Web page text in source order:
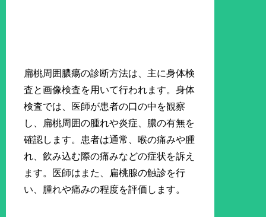
扁桃周囲膿瘍の診断方法は、主に身体検
査と画像検査を用いて行われます。身体
検査では、医師が患者の口の中を観察
し、扁桃周囲の腫れや炎症、膿の有無を
確認します。患者は通常、喉の痛みや腫
れ、飲み込む際の痛みなどの症状を訴え
ます。医師はまた、扁桃腺の触診を行
い、腫れや痛みの程度を評価します。